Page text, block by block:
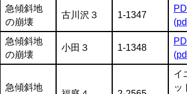
急傾斜地
の崩壊
古川沢３ 1-1347
急傾斜地
の崩壊
小田３ 1-1348
急傾斜地
イ
ッ